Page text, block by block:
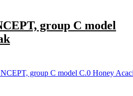
group C model